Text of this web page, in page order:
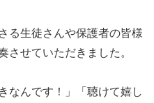
る生徒さんや保護者の皆様
させていただきました。
なんです！」「聴けて嬉し